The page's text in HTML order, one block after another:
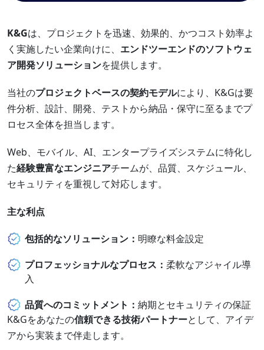
K&Gは、プロジェクトを迅速、効果的、かつコスト効率よ
く実施したい企業向けに、 エンドツーエンドのソフトウェ
ア開発ソリューションを提供します。
当社のプロジェクトベースの契約モデルにより、K&Gは要
件分析、設計、開発、テストから納品・保守に至るまでプ
ロセス全体を担当します。
Web、モバイル、AI、エンタープライズシステムに特化し
た経験豊富なエンジニアチームが、品質、スケジュール、
セキュリティを重視して対応します。
主な利点
包括的なソリューション： 明瞭な料金設定
プロフェッショナルなプロセス： 柔軟なアジャイル導
入
品質へのコミットメント： 納期とセキュリティの保証
K&Gをあなたの信頼できる技術パートナーとして、アイデ
アから実装まで伴走します。